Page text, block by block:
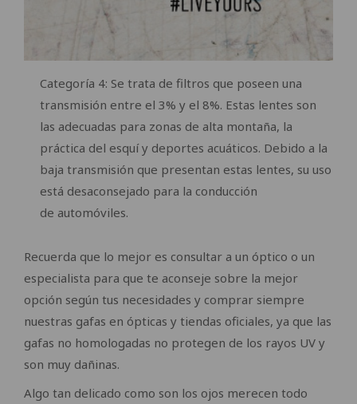
Categoría 4: Se trata de filtros que poseen una
transmisión entre el 3% y el 8%. Estas lentes son
las adecuadas para zonas de alta montaña, la
práctica del esquí y deportes acuáticos. Debido a la
baja transmisión que presentan estas lentes, su uso
está desaconsejado para la conducción
de automóviles.
Recuerda que lo mejor es consultar a un óptico o un
especialista para que te aconseje sobre la mejor
opción según tus necesidades y comprar siempre
nuestras gafas en ópticas y tiendas oficiales, ya que las
gafas no homologadas no protegen de los rayos UV y
son muy dañinas.
Algo tan delicado como son los ojos merecen todo